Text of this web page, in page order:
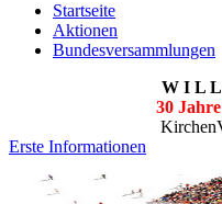
Startseite
Aktionen
Bundesversammlungen
W I L
30 Jahre
Erste Informationen